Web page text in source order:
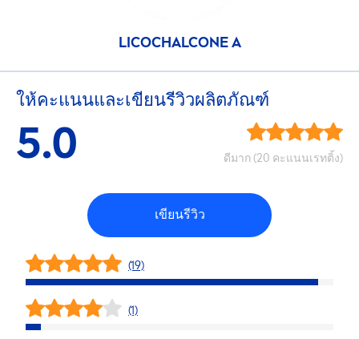
LICOCHALCONE A
ให้คะแนนและเขียนรีวิวผลิตภัณฑ์
5.0 ดีมาก (20 คะแนนเรทติ้ง)
เขียนรีวิว
(19)
(1)